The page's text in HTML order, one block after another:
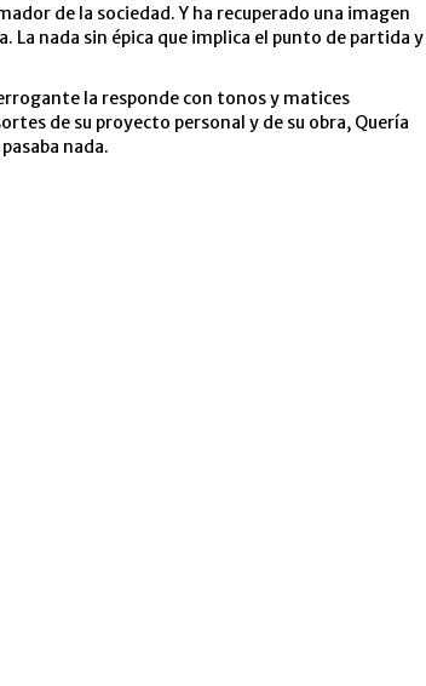
de la sociedad. Y ha recuperado una imagen
La nada sin épica que implica el punto de partida y
la responde con tonos y matices
de su proyecto personal y de su obra, Quería
nada.